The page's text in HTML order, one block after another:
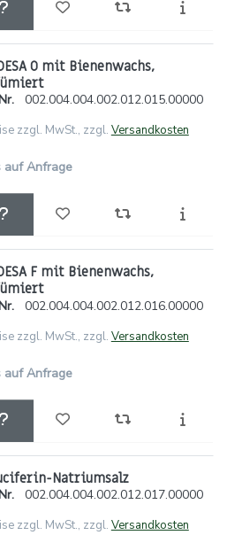
O mit Bienenwachs,
002.004.004.002.012.015.00000
zzgl. MwSt., zzgl. Versandkosten
auf Anfrage
F mit Bienenwachs,
002.004.004.002.012.016.00000
zzgl. MwSt., zzgl. Versandkosten
auf Anfrage
Natriumsalz
002.004.004.002.012.017.00000
zzgl. MwSt., zzgl. Versandkosten